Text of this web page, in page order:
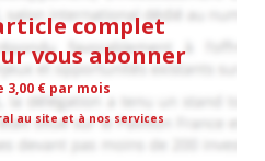
complet
vous abonner
€ par mois
au site et à nos services